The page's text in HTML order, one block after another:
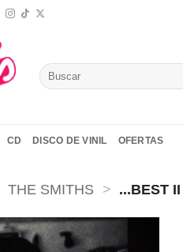
Pesquisar
por:
CD DISCO DE VINIL OFERTAS
THE SMITHS > ...BEST II